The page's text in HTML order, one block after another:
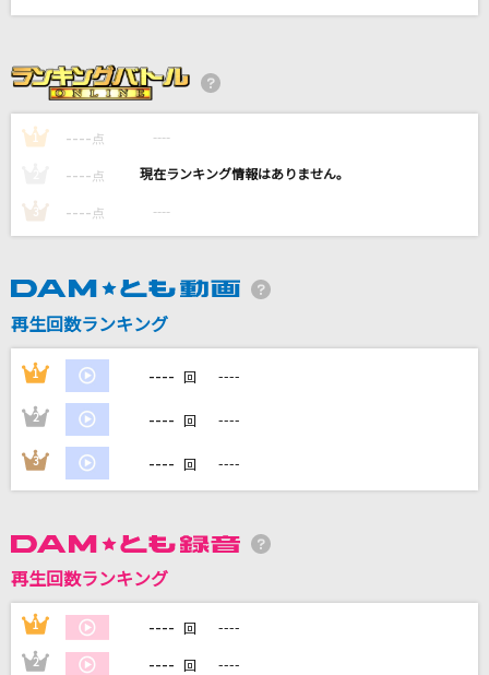
Ado
花束のかわりにメロディーを
清水翔太
Blue Velvet
工藤静香
The Revelation
どんなときも。
槇原敬之(Makihara)
DAMの新曲・ランキングなど
DAMに会員登録・ログインして
カラオケをもっと楽しもう！
1 ---- 点 ----
---- 点 ----
3 ---- 点 ----
再生回数ランキング
1 ---- 回 ----
2 ---- 回 ----
3 ---- 回 ----
再生回数ランキング
1 ---- 回 ----
2 ---- 回 ----